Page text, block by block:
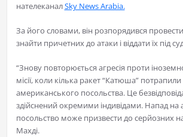
нателеканалSky News Arabia.
За його словами, він розпорядився
знайти причетних до атаки і віддати їх під
“Знову повторюється агресія проти
місії, коли кілька ракет “Катюша”
американського посольства. Це
здійснений окремими індивідами. Напад на
посольство може призвести до серйозних
Махді.